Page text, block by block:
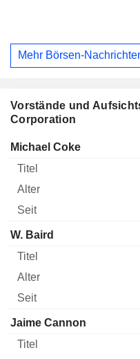
Mehr Börsen-
Vorstände und
Corporation
Manager Titel
Michael Coke
W. Baird
Jaime Cannon